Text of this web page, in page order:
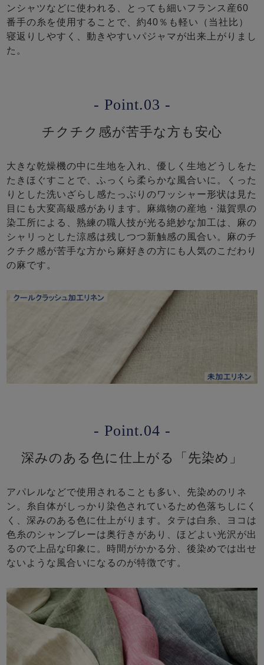
ンシャツなどに使われる、とっても細いフランス産60
番手の糸を使用することで、約40％も軽い（当社比）
寝返りしやすく、動きやすいパジャマが出来上がりまし
た。
- Point.03 -
チクチク感が苦手な方も安心
大きな乾燥機の中に生地を入れ、優しく生地どうしをた
たきほぐすことで、ふっくら柔らかな風合いに。くった
りとした洗いざらし感たっぷりのワッシャー形状は見た
目にも大変高級感があります。麻織物の産地・滋賀県の
染工所による、熟練の職人技が光る絶妙な加工は、麻の
シャリっとした涼感は残しつつ新触感の風合い。麻のチ
クチク感が苦手な方から麻好きの方にも人気のこだわり
の麻です。
- Point.04 -
深みのある色に仕上がる「先染め」
アパレルなどで使用されることも多い、先染めのリネ
ン。糸自体がしっかり染色されているため色落ちしにく
く、深みのある色に仕上がります。タテは白糸、ヨコは
色糸のシャンブレーは奥行きがあり、ほどよい光沢が出
るので上品な印象に。時間がかかる分、後染めでは出せ
ないような風合いになるのが特徴です。